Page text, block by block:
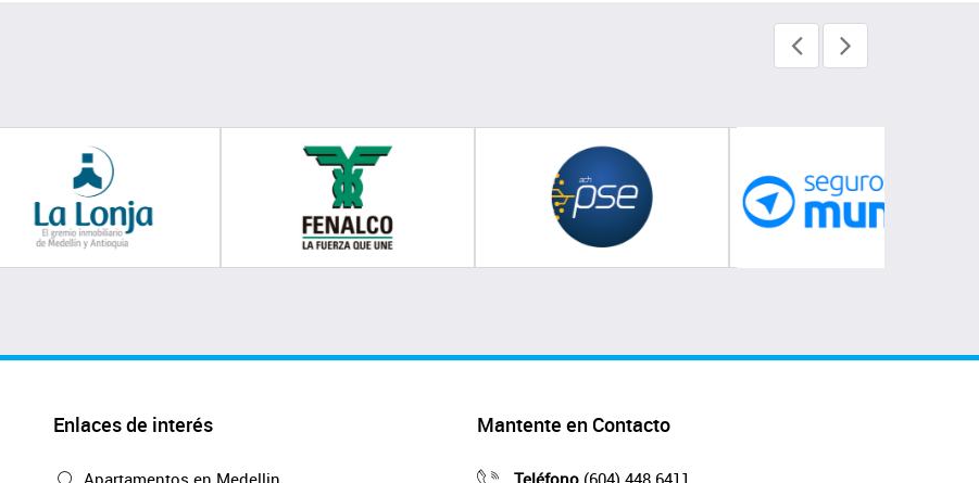
Enlaces de interés
Apartamentos en Medellin
Mantente en Contacto
Teléfono (604) 448 6411